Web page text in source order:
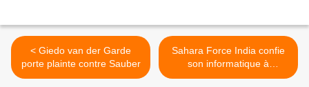
< Giedo van der Garde
porte plainte contre Sauber
Sahara Force India confie
son informatique à
Adaptavist >